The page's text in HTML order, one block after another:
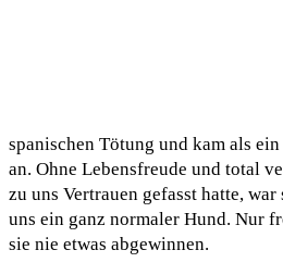
spanischen Tötung und kam als
an. Ohne Lebensfreude und total
zu uns Vertrauen gefasst hatte,
uns ein ganz normaler Hund. Nur
sie nie etwas abgewinnen.